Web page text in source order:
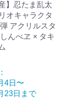
】忍たま乱太
オキャラクタ
アクリルスタ
んべヱ × タキ
4日〜
23日まで